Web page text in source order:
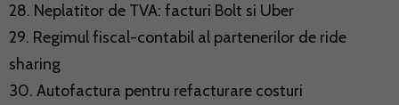
28. Neplatitor de TVA: facturi Bolt si Uber
29. Regimul fiscal-contabil al partenerilor de ride
sharing
30. Autofactura pentru refacturare costuri